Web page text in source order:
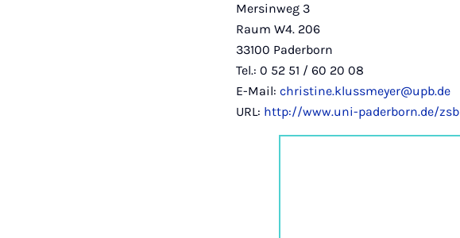
Mersinweg 3
Raum W4. 206
33100 Paderborn
Tel.: 0 52 51 / 60 20 08
E-Mail:christine.klussmeyer@upb.de
URL: http://www.uni-paderborn.de/zsb